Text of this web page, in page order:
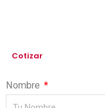
Cotizar
Nombre